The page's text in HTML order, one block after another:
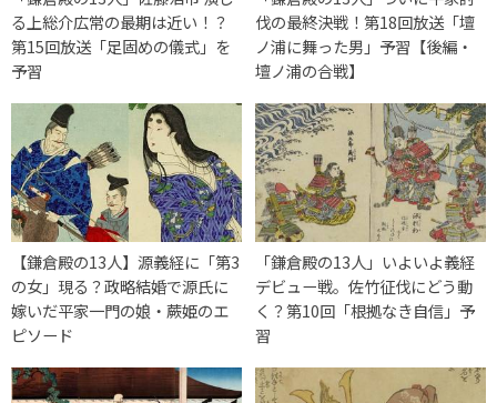
る上総介広常の最期は近い！？
第15回放送「足固めの儀式」を
予習
伐の最終決戦！第18回放送「壇
ノ浦に舞った男」予習【後編・
壇ノ浦の合戦】
【鎌倉殿の13人】源義経に「第3
の女」現る？政略結婚で源氏に
嫁いだ平家一門の娘・蕨姫のエ
ピソード
「鎌倉殿の13人」いよいよ義経
デビュー戦。佐竹征伐にどう動
く？第10回「根拠なき自信」予
習